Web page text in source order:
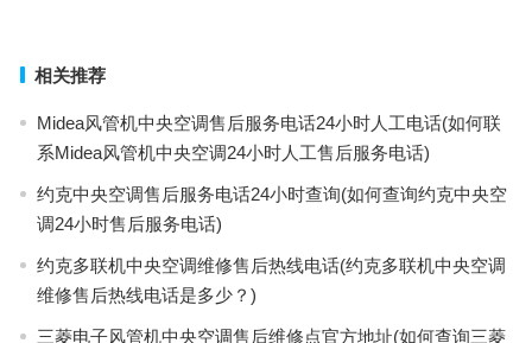
相关推荐
Midea风管机中央空调售后服务电话24小时人工电话(如何联
系Midea风管机中央空调24小时人工售后服务电话)
约克中央空调售后服务电话24小时查询(如何查询约克中央空
调24小时售后服务电话)
约克多联机中央空调维修售后热线电话(约克多联机中央空调
维修售后热线电话是多少？)
三菱电子风管机中央空调售后维修点官方地址(如何查询三菱